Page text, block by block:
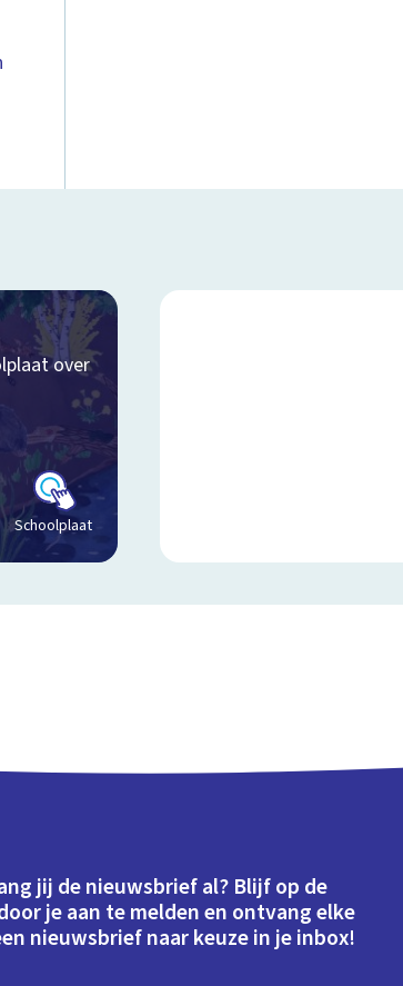
over
Schoolplaat
jij de nieuwsbrief al? Blijf op de
je aan te melden en ontvang elke
nieuwsbrief naar keuze in je inbox!